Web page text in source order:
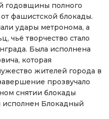
годовщины полного
фашистской блокады.
удары метронома, а
чьё творчество стало
Была исполнена
которая
жителей города в
прозвучало
снятии блокады
исполнен Блокадный